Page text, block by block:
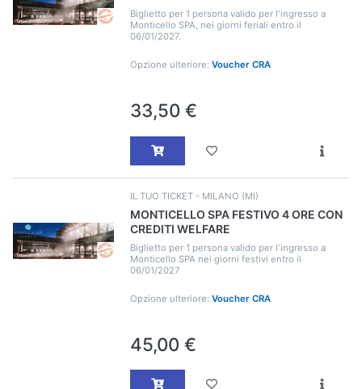
Biglietto per 1 persona valido per l'ingresso a
Monticello SPA, nei giorni feriali entro il
06/01/2027.
Opzione ulteriore: Voucher CRA
33,50 €
IL TUO TICKET - MILANO (MI)
MONTICELLO SPA FESTIVO 4 ORE CON
CREDITI WELFARE
Biglietto per 1 persona valido per l'ingresso a
Monticello SPA nei giorni festivi entro il
06/01/2027
Opzione ulteriore: Voucher CRA
45,00 €